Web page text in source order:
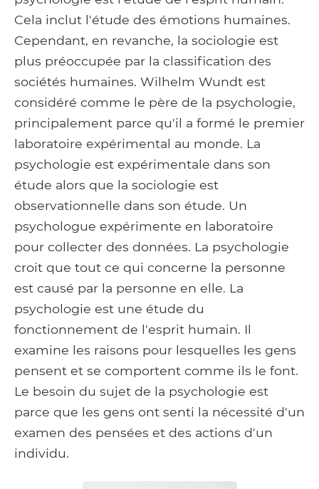
Cela inclut l'étude des émotions humaines.
Cependant, en revanche, la sociologie est
plus préoccupée par la classification des
sociétés humaines. Wilhelm Wundt est
considéré comme le père de la psychologie,
principalement parce qu'il a formé le premier
laboratoire expérimental au monde. La
psychologie est expérimentale dans son
étude alors que la sociologie est
observationnelle dans son étude. Un
psychologue expérimente en laboratoire
pour collecter des données. La psychologie
croit que tout ce qui concerne la personne
est causé par la personne en elle. La
psychologie est une étude du
fonctionnement de l'esprit humain. Il
examine les raisons pour lesquelles les gens
pensent et se comportent comme ils le font.
Le besoin du sujet de la psychologie est
parce que les gens ont senti la nécessité d'un
examen des pensées et des actions d'un
individu.